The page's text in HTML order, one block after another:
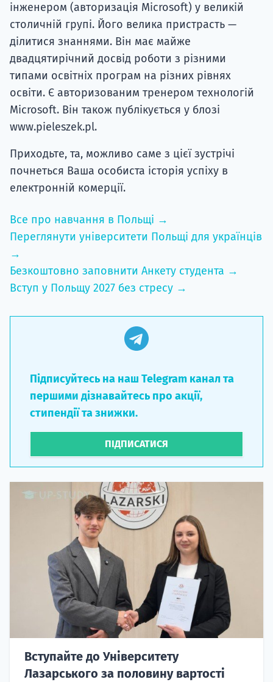
інженером (авторизація Microsoft) у великій
столичній групі. Його велика пристрасть —
ділитися знаннями. Він має майже
двадцятирічний досвід роботи з різними
типами освітніх програм на різних рівнях
освіти. Є авторизованим тренером технологій
Microsoft. Він також публікується у блозі
www.pieleszek.pl.
Приходьте, та, можливо саме з цієї зустрічі
почнеться Ваша особиста історія успіху в
електронній комерції.
Все про навчання в Польщі →
Переглянути університети Польщі для українців
→
Безкоштовно заповнити Анкету студента →
Вступ у Польщу 2027 без стресу →
Підписуйтесь на наш Telegram канал та
першими дізнавайтесь про акції,
стипендії та знижки.
ПІДПИСАТИСЯ
Вступайте до Університету
Лазарського за половину вартості